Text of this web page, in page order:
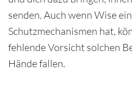
senden. Auch wenn Wise
Schutzmechanismen hat,
fehlende Vorsicht solchen
Hände fallen.